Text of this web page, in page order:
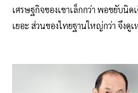
เศรษฐกิจของเขาเล็กกว่า พอขยับนิด
เยอะ ส่วนของไทยฐานใหญ่กว่า จึงดู